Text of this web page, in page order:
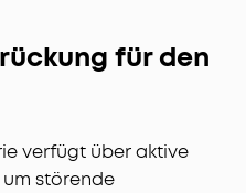
für den
verfügt über aktive
störende